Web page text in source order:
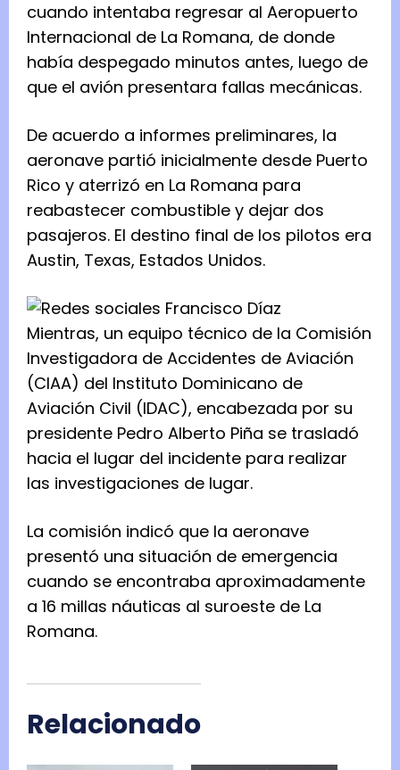
cuando intentaba regresar al Aeropuerto
Internacional de La Romana, de donde
había despegado minutos antes, luego de
que el avión presentara fallas mecánicas.
De acuerdo a informes preliminares, la
aeronave partió inicialmente desde Puerto
Rico y aterrizó en La Romana para
reabastecer combustible y dejar dos
pasajeros. El destino final de los pilotos era
Austin, Texas, Estados Unidos.
Mientras, un equipo técnico de la Comisión
Investigadora de Accidentes de Aviación
(CIAA) del Instituto Dominicano de
Aviación Civil (IDAC), encabezada por su
presidente Pedro Alberto Piña se trasladó
hacia el lugar del incidente para realizar
las investigaciones de lugar.
La comisión indicó que la aeronave
presentó una situación de emergencia
cuando se encontraba aproximadamente
a 16 millas náuticas al suroeste de La
Romana.
Relacionado